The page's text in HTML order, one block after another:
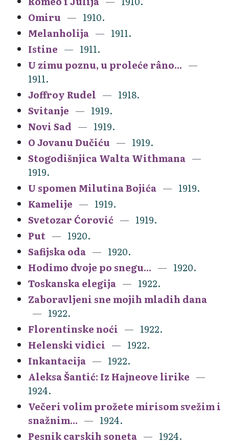
Omiru
1910.
Melanholija
1911.
Istine
1911.
U zimu poznu, u proleće râno...
1911.
Joffroy Rudel
1918.
Svitanje
1919.
Novi Sad
1919.
O Jovanu Dučiću
1919.
Stogodišnjica Walta Withmana
1919.
U spomen Milutina Bojića
1919.
Kamelije
1919.
Svetozar Ćorović
1919.
Put
1920.
Safijska oda
1920.
Hodimo dvoje po snegu...
1920.
Toskanska elegija
1922.
Zaboravljeni sne mojih mladih dana
1922.
Florentinske noći
1922.
Helenski vidici
1922.
Inkantacija
1922.
Aleksa Šantić: Iz Hajneove lirike
1924.
Večeri volim prožete mirisom svežim i
snažnim...
1924.
Pesnik carskih soneta
1924.